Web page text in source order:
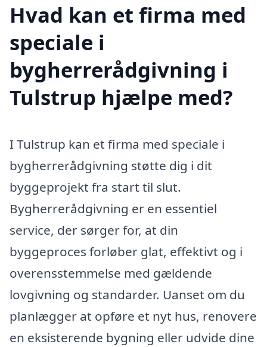
Hvad kan et firma med
speciale i
bygherrerådgivning i
Tulstrup hjælpe med?
I Tulstrup kan et firma med speciale i
bygherrerådgivning støtte dig i dit
byggeprojekt fra start til slut.
Bygherrerådgivning er en essentiel
service, der sørger for, at din
byggeproces forløber glat, effektivt og i
overensstemmelse med gældende
lovgivning og standarder. Uanset om du
planlægger at opføre et nyt hus, renovere
en eksisterende bygning eller udvide dine